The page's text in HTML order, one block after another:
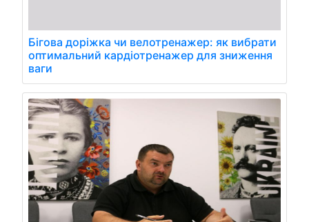
Бігова доріжка чи велотренажер: як вибрати
оптимальний кардіотренажер для зниження
ваги